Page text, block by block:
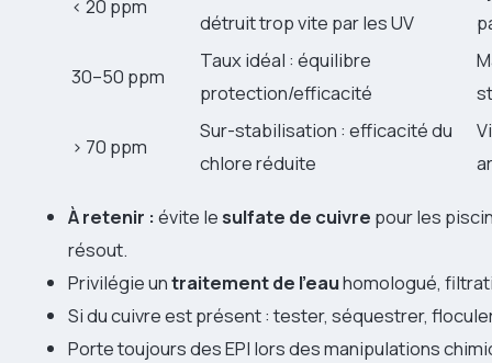
< 20 ppm
détruit trop vite par les UV
30–50 ppm
Taux idéal : équilibre
protection/efficacité
> 70 ppm
Sur-stabilisation : efficacité du
chlore réduite
À retenir : évite lesulfate de cuivre pour les
résout.
Privilégie untraitement de l’eauhomologué,
Si du cuivre est présent : tester, séquestrer,
Porte toujours des EPI lors des manipulations